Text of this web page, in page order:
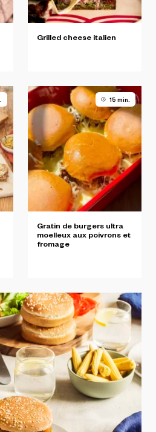
Grilled cheese italien
15 min.
Gratin de burgers ultra
moelleux aux poivrons et
fromage